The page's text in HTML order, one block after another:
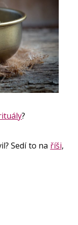
?
Sedí to na říši,